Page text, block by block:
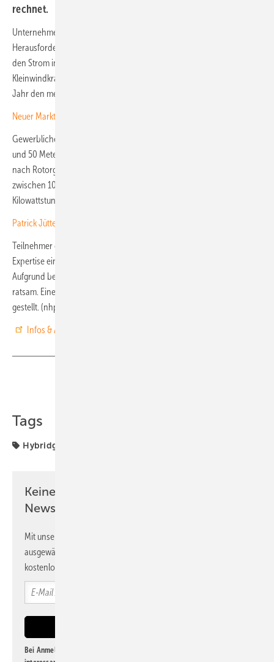
rechnet.
Unternehmen mit hohem Stromverbrauch stehen vor der
Herausforderung, dass die eigene Photovoltaikanlage nur bedingt
den Strom im Herbst und Winter decken kann. Eine
Kleinwindkraftanlage dagegen produziert zu dieser Jahreszeit übers
Jahr den meisten Strom.
Neuer Marktreport nur mit empfehlenswerten Kleinwindgeneratoren
Gewerbliche Kleinwindkraftanlagen haben eine Höhe zwischen 20
und 50 Meter und eine Leistung zwischen 10 und 250 Kilowatt. Je
nach Rotorgröße und Windpotenzial produzieren sie pro Jahr
zwischen 10.000 Kilowattstunden und mehreren 100.000
Kilowattstunden Strom.
Patrick Jüttemann: „Die U mweltabgabe ist nicht mehr zeitgemäß“
Teilnehmer des Webinars am 4. Dezember profitieren von der
Expertise eines neutralen Experten mit langer Praxiserfahrung.
Aufgrund begrenzter Teilnehmerzahl ist eine frühzeitige Anmeldung
ratsam. Eine Aufzeichnung des Webinars wird sieben Tage lang online
gestellt. (nhp)
Infos & Anmeldung zum Webinar
Tags
Hybridgeneratoren
Keine Zeit? Kein Problem mit dem PV
Newsletter!
Mit unserem Newsletter erhalten Sie regelmäßig von uns
ausgewählte Informationen und Neuigkeiten, gebündelt und
kostenlos direkt ins Postfach.
Bei Anmeldung zu diesem Newsletter bin ich damit einverstanden, über